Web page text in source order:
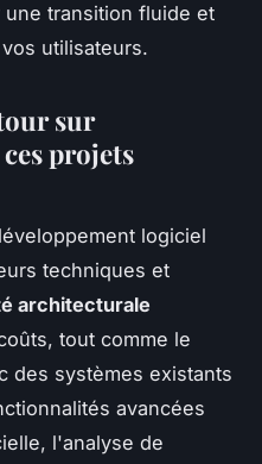
une transition fluide et
utilisateurs.
sur
projets
logiciel
techniques et
architecturale
tout comme le
des systèmes existants
avancées
l'analyse de